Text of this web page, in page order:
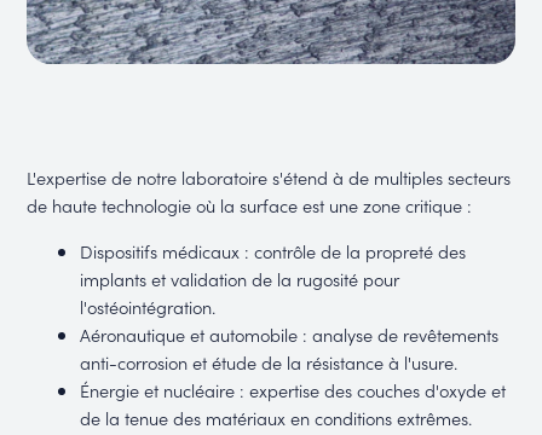
L'expertise de notre laboratoire s'étend à de multiples secteurs
de haute technologie où la surface est une zone critique :
Dispositifs médicaux : contrôle de la propreté des
implants et validation de la rugosité pour
l'ostéointégration.
Aéronautique et automobile : analyse de revêtements
anti-corrosion et étude de la résistance à l'usure.
Énergie et nucléaire : expertise des couches d'oxyde et
de la tenue des matériaux en conditions extrêmes.